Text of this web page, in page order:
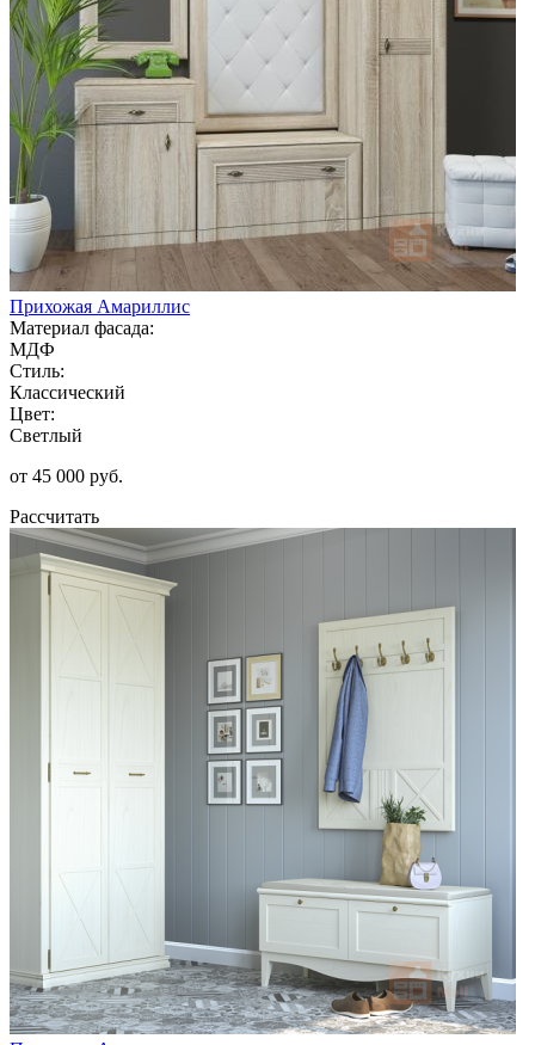
Прихожая Амариллис
Материал фасада:
МДФ
Стиль:
Классический
Цвет:
Светлый
от 45 000 руб.
Рассчитать